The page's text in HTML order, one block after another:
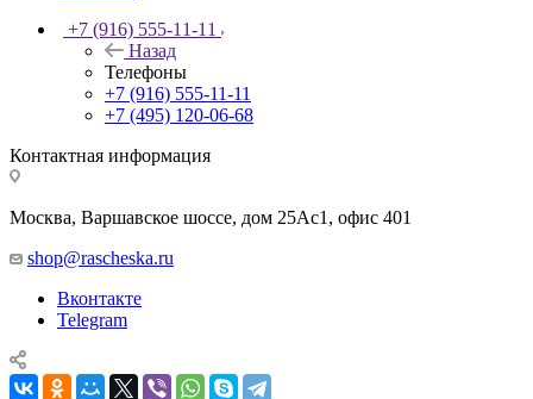
+7 (916) 555-11-11
Назад
Телефоны
+7 (916) 555-11-11
+7 (495) 120-06-68
Контактная информация
Москва, Варшавское шоссе, дом 25Аc1, офис 401
shop@rascheska.ru
Вконтакте
Telegram